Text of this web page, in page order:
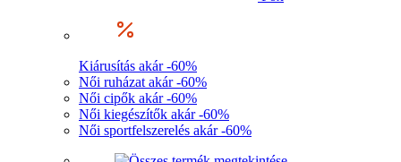
Kiárusítás akár -60%
Női ruházat akár -60%
Női cipők akár -60%
Női kiegészítők akár -60%
Női sportfelszerelés akár -60%